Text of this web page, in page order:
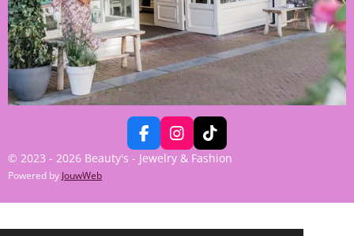
F
A
B
O
I
N
A
R
T
I
O
© 2023 - 2026 Beauty's - Jewelry & Fashion
Powered by JouwWeb